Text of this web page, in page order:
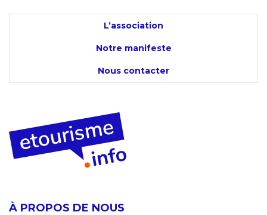
L’association
Notre manifeste
Nous contacter
À PROPOS DE NOUS